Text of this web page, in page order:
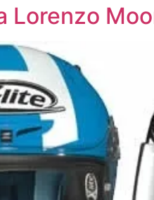
Lorenzo